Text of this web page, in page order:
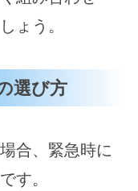
ょう。
選び方
合、緊急時に
す。